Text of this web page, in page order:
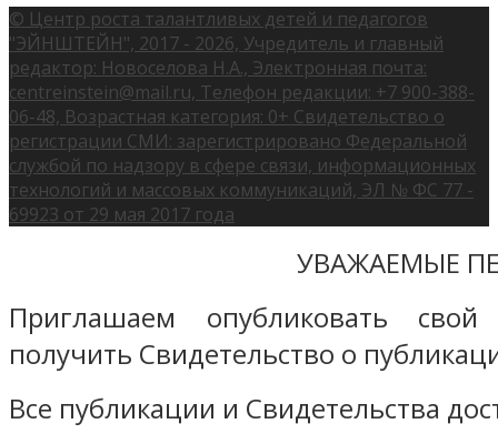
© Центр роста талантливых детей и педагогов
"ЭЙНШТЕЙН", 2017 - 2026, Учредитель и главный
редактор: Новоселова Н.А., Электронная почта:
centreinstein@mail.ru, Телефон редакции: +7 900-388-
06-48, Возрастная категория: 0+ Свидетельство о
регистрации СМИ: зарегистрировано Федеральной
службой по надзору в сфере связи, информационных
технологий и массовых коммуникаций, ЭЛ № ФС 77 -
69923 от 29 мая 2017 года
УВАЖАЕМЫЕ
Приглашаем опубликовать
получить Свидетельство о
Все публикации и Свидетельства